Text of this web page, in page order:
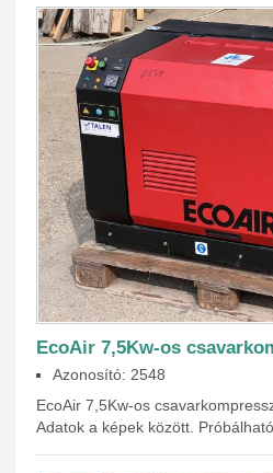
EcoAir 7,5Kw-os
Azonosító: 2548
EcoAir 7,5Kw-os
Adatok a képek között.